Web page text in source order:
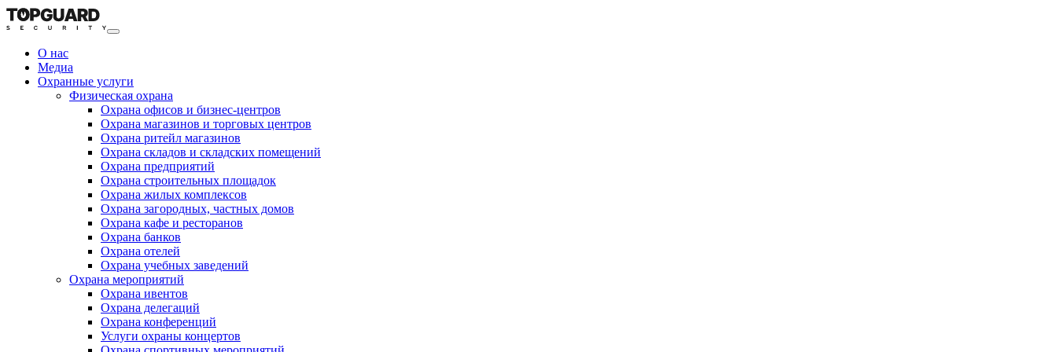
О нас
Медиа
Охранные услуги
Физическая охрана
Охрана офисов и бизнес-центров
Охрана магазинов и торговых центров
Охрана ритейл магазинов
Охрана складов и складских помещений
Охрана предприятий
Охрана строительных площадок
Охрана жилых комплексов
Охрана загородных, частных домов
Охрана кафе и ресторанов
Охрана банков
Охрана отелей
Охрана учебных заведений
Охрана мероприятий
Охрана ивентов
Охрана делегаций
Охрана конференций
Услуги охраны концертов